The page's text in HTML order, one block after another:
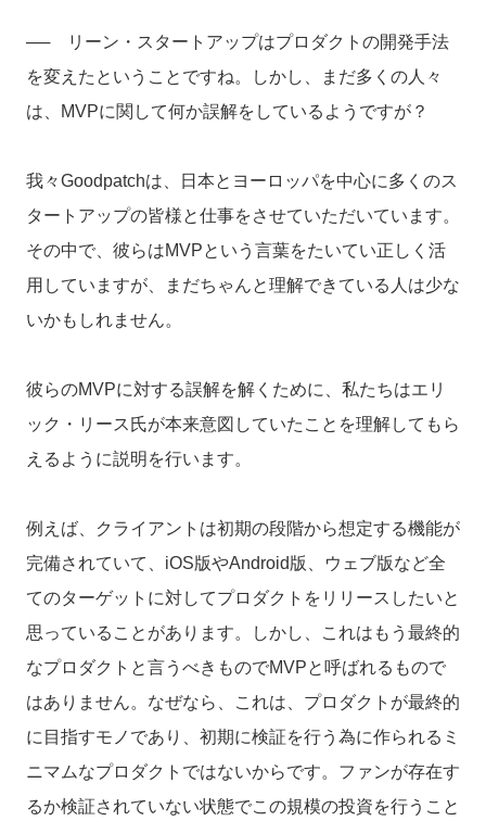
── リーン・スタートアップはプロダクトの開発手法
を変えたということですね。しかし、まだ多くの人々
は、MVPに関して何か誤解をしているようですが？
我々Goodpatchは、日本とヨーロッパを中心に多くのス
タートアップの皆様と仕事をさせていただいています。
その中で、彼らはMVPという言葉をたいてい正しく活
用していますが、まだちゃんと理解できている人は少な
いかもしれません。
彼らのMVPに対する誤解を解くために、私たちはエリ
ック・リース氏が本来意図していたことを理解してもら
えるように説明を行います。
例えば、クライアントは初期の段階から想定する機能が
完備されていて、iOS版やAndroid版、ウェブ版など全
てのターゲットに対してプロダクトをリリースしたいと
思っていることがあります。しかし、これはもう最終的
なプロダクトと言うべきものでMVPと呼ばれるもので
はありません。なぜなら、これは、プロダクトが最終的
に目指すモノであり、初期に検証を行う為に作られるミ
ニマムなプロダクトではないからです。ファンが存在す
るか検証されていない状態でこの規模の投資を行うこと